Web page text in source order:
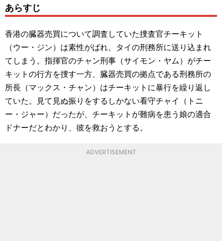
あらすじ
香港の臓器売買について調査していた捜査官チーキット
（ウー・ジン）は素性がばれ、タイの刑務所に送り込まれ
てしまう。指揮官のチャン刑事（サイモン・ヤム）がチー
キットの行方を捜す一方、臓器売買の拠点である刑務所の
所長（マックス・チャン）はチーキットに暴行を繰り返し
ていた。見て見ぬ振りをするしかない看守チャイ（トニ
ー・ジャー）だったが、チーキットが難病を患う娘の適合
ドナーだとわかり、彼を救おうとする。
ADVERTISEMENT